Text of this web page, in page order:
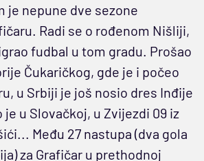
je nepune dve sezone
Radi se o rođenom Nišliji,
fudbal u tom gradu. Prošao
Čukaričkog, gde je i počeo
u Srbiji je još nosio dres Inđije
je u Slovačkoj, u Zvijezdi 09 iz
Među 27 nastupa (dva gola
za Grafičar u prethodnoj